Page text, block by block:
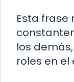
Esta frase
los
roles en el